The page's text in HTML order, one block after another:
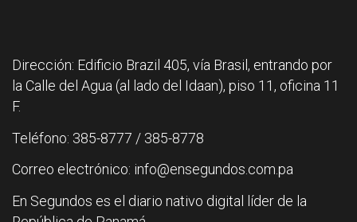
Dirección: Edificio Brazil 405, vía Brasil, entrando por
la Calle del Agua (al lado del Idaan), piso 11, oficina 11
F.
Teléfono: 385-8777 / 385-8778
Correo electrónico: info@ensegundos.com.pa
En Segundos es el diario nativo digital líder de la